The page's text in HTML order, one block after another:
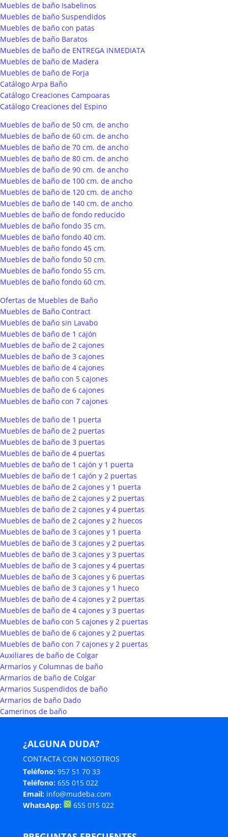
Muebles de baño Isabelinos
Muebles de baño Suspendidos
Muebles de baño con patas
Muebles de baño Baratos
Muebles de baño de ENTREGA INMEDIATA
Muebles de baño de Madera
Muebles de baño de Forja
Catálogo Arpa Baño
Catálogo Creaciones Campoaras
Catálogo Creaciones del Espino
Muebles de baño de 50 cm. de ancho
Muebles de baño de 60 cm. de ancho
Muebles de baño de 70 cm. de ancho
Muebles de baño de 80 cm. de ancho
Muebles de baño de 90 cm. de ancho
Muebles de baño de 100 cm. de ancho
Muebles de baño de 120 cm. de ancho
Muebles de baño de 140 cm. de ancho
Muebles de baño de fondo reducido
Muebles de baño fondo 35 cm.
Muebles de baño fondo 40 cm.
Muebles de baño fondo 45 cm.
Muebles de baño fondo 50 cm.
Muebles de baño fondo 55 cm.
Muebles de baño fondo 60 cm.
Ofertas de Muebles de Baño
Muebles de Baño Contract
Muebles de baño sin Lavabo
Muebles de baño de 1 cajón
Muebles de baño de 2 cajones
Muebles de baño de 3 cajones
Muebles de baño de 4 cajones
Muebles de baño con 5 cajones
Muebles de baño de 6 cajones
Muebles de baño con 7 cajones
Muebles de baño de 1 puerta
Muebles de baño de 2 puertas
Muebles de baño de 3 puertas
Muebles de baño de 4 puertas
Muebles de baño de 1 cajón y 1 puerta
Muebles de baño de 1 cajón y 2 puertas
Muebles de baño de 2 cajones y 1 puerta
Muebles de baño de 2 cajones y 2 puertas
Muebles de baño de 2 cajones y 4 puertas
Muebles de baño de 2 cajones y 2 huecos
Muebles de baño de 3 cajones y 1 puerta
Muebles de baño de 3 cajones y 2 puertas
Muebles de baño de 3 cajones y 3 puertas
Muebles de baño de 3 cajones y 4 puertas
Muebles de baño de 3 cajones y 6 puertas
Muebles de baño de 3 cajones y 1 hueco
Muebles de baño de 4 cajones y 2 puertas
Muebles de baño de 4 cajones y 3 puertas
Muebles de baño con 5 cajones y 2 puertas
Muebles de baño de 6 cajones y 2 puertas
Muebles de baño con 7 cajones y 2 puertas
Auxiliares de baño de Colgar
Armarios y Columnas de baño
Armarios de baño de Colgar
Armarios Suspendidos de baño
Armarios de baño Dado
Camerinos de baño
¿ALGUNA DUDA?
CONTACTA CON NOSOTROS
Teléfono: 957 51 70 33
Teléfono: 655 015 022
Email: info@mudeba.com
WhatsApp:
655 015 022